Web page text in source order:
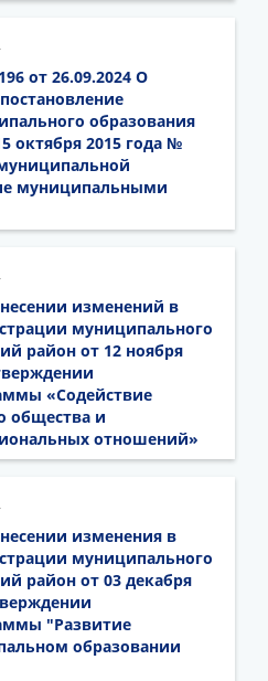
от 26.09.2024 О
образования
октября 2015 года №
муниципальными
изменений в
муниципального
район от 12 ноября
«Содействие
общества и
отношений»
изменения в
муниципального
район от 03 декабря
"Развитие
образовании